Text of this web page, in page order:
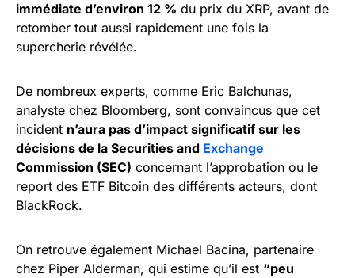
immédiate d’environ 12 % du prix du XRP, avant de
retomber tout aussi rapidement une fois la
supercherie révélée.
De nombreux experts, comme Eric Balchunas,
analyste chez Bloomberg, sont convaincus que cet
incident n’aura pas d’impact significatif sur les
décisions de la Securities and Exchange
Commission (SEC) concernant l’approbation ou le
report des ETF Bitcoin des différents acteurs, dont
BlackRock.
On retrouve également Michael Bacina, partenaire
chez Piper Alderman, qui estime qu’il est “peu